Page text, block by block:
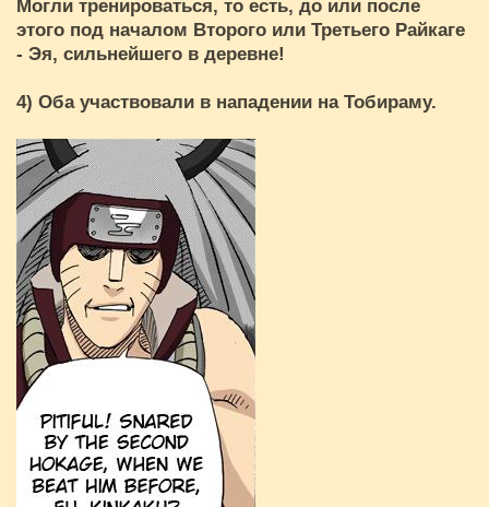
Могли тренироваться, то есть, до или после
этого под началом Второго или Третьего Райкаге
- Эя, сильнейшего в деревне!
4) Оба участвовали в нападении на Тобираму.